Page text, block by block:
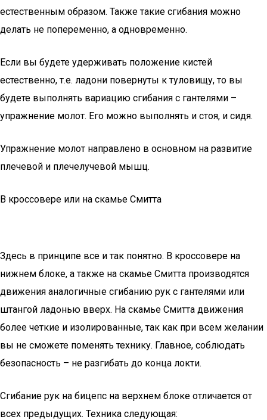
естественным образом. Также такие сгибания можно
делать не попеременно, а одновременно.
Если вы будете удерживать положение кистей
естественно, т.е. ладони повернуты к туловищу, то вы
будете выполнять вариацию сгибания с гантелями –
упражнение молот. Его можно выполнять и стоя, и сидя.
Упражнение молот направлено в основном на развитие
плечевой и плечелучевой мышц.
В кроссовере или на скамье Смитта
Здесь в принципе все и так понятно. В кроссовере на
нижнем блоке, а также на скамье Смитта производятся
движения аналогичные сгибанию рук с гантелями или
штангой ладонью вверх. На скамье Смитта движения
более четкие и изолированные, так как при всем желании
вы не сможете поменять технику. Главное, соблюдать
безопасность – не разгибать до конца локти.
Сгибание рук на бицепс на верхнем блоке отличается от
всех предыдущих. Техника следующая: